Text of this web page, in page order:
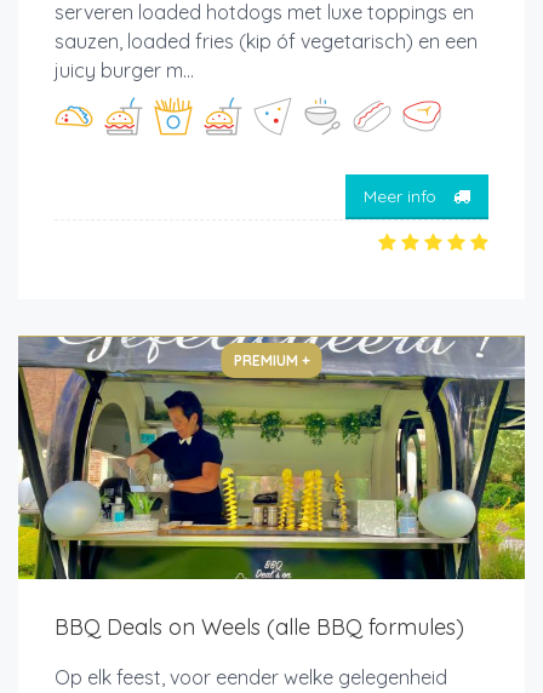
serveren loaded hotdogs met luxe toppings en
sauzen, loaded fries (kip óf vegetarisch) en een
juicy burger m...
Meer info
PREMIUM +
BBQ Deals on Weels (alle BBQ formules)
Op elk feest, voor eender welke gelegenheid